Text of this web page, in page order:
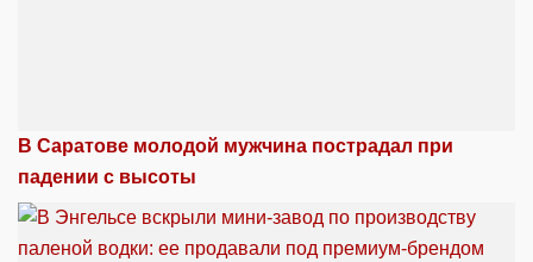
В Саратове молодой мужчина пострадал при
падении с высоты